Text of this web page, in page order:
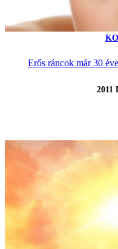
Erős ráncok már 30
2011